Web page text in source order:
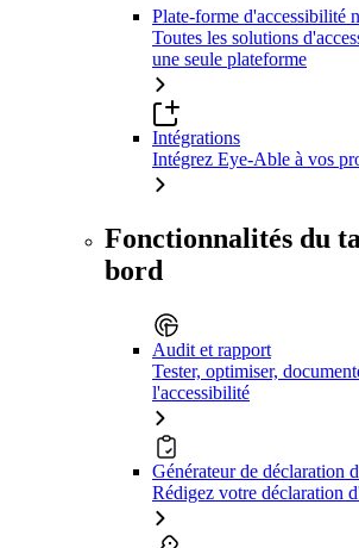
Plate-forme d'accessibilité
Toutes les solutions
une seule plateforme
Intégrations
Intégrez Eye-Able à vos
Fonctionnalités du
bord
Audit et rapport
Tester, optimiser,
l'accessibilité
Générateur de déclaration
Rédigez votre déclaration